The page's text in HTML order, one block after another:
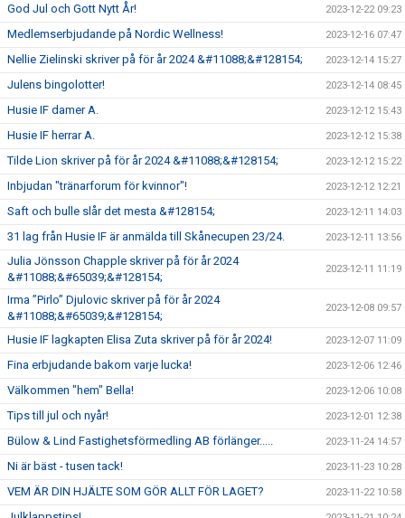
God Jul och Gott Nytt År! 2023-12-22 09:23
Medlemserbjudande på Nordic Wellness! 2023-12-16 07:47
Nellie Zielinski skriver på för år 2024 &#11088;&#128154; 2023-12-14 15:27
Julens bingolotter! 2023-12-14 08:45
Husie IF damer A. 2023-12-12 15:43
Husie IF herrar A. 2023-12-12 15:38
Tilde Lion skriver på för år 2024 &#11088;&#128154; 2023-12-12 15:22
Inbjudan "tränarforum för kvinnor"! 2023-12-12 12:21
Saft och bulle slår det mesta &#128154; 2023-12-11 14:03
31 lag från Husie IF är anmälda till Skånecupen 23/24. 2023-12-11 13:56
Julia Jönsson Chapple skriver på för år 2024
&#11088;&#65039;&#128154;
2023-12-11 11:19
Irma ”Pirlo” Djulovic skriver på för år 2024
&#11088;&#65039;&#128154;
2023-12-08 09:57
Husie IF lagkapten Elisa Zuta skriver på för år 2024! 2023-12-07 11:09
Fina erbjudande bakom varje lucka! 2023-12-06 12:46
Välkommen "hem" Bella! 2023-12-06 10:08
Tips till jul och nyår! 2023-12-01 12:38
Bülow & Lind Fastighetsförmedling AB förlänger..... 2023-11-24 14:57
Ni är bäst - tusen tack! 2023-11-23 10:28
VEM ÄR DIN HJÄLTE SOM GÖR ALLT FÖR LAGET? 2023-11-22 10:58